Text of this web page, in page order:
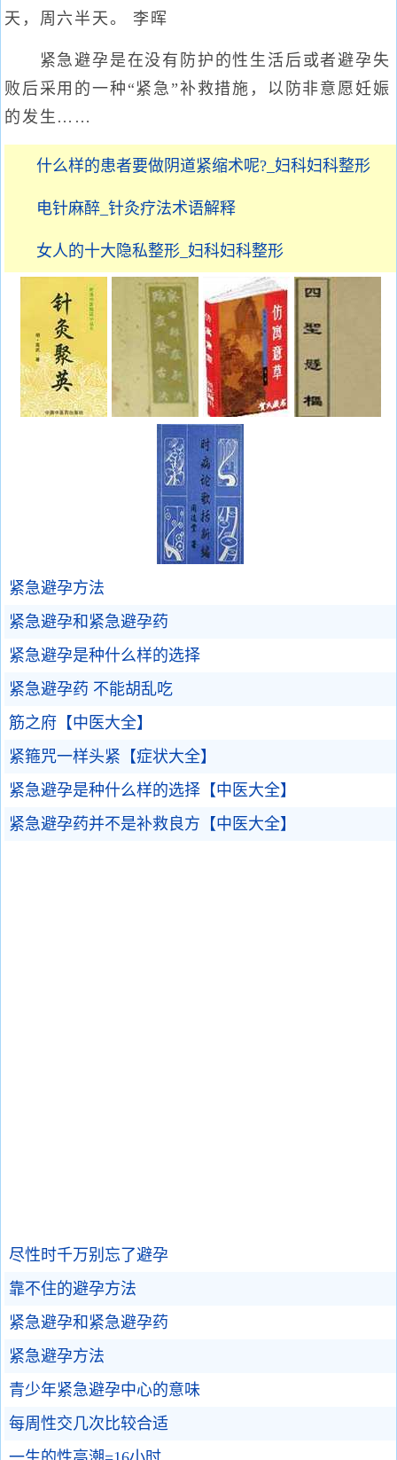
天，周六半天。 李晖
紧急避孕是在没有防护的性生活后或者避孕失
败后采用的一种“紧急”补救措施，以防非意愿妊娠
的发生……
什么样的患者要做阴道紧缩术呢?_妇科妇科整形
电针麻醉_针灸疗法术语解释
女人的十大隐私整形_妇科妇科整形
紧急避孕方法
紧急避孕和紧急避孕药
紧急避孕是种什么样的选择
紧急避孕药 不能胡乱吃
筋之府【中医大全】
紧箍咒一样头紧【症状大全】
紧急避孕是种什么样的选择【中医大全】
紧急避孕药并不是补救良方【中医大全】
尽性时千万别忘了避孕
靠不住的避孕方法
紧急避孕和紧急避孕药
紧急避孕方法
青少年紧急避孕中心的意味
每周性交几次比较合适